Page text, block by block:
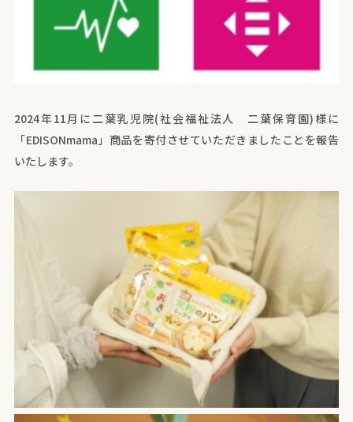
2024年11月に二葉乳児院(社会福祉法人 二葉保育園)様に
「EDISONmama」商品を寄付させていただきましたことを報告
いたします。​